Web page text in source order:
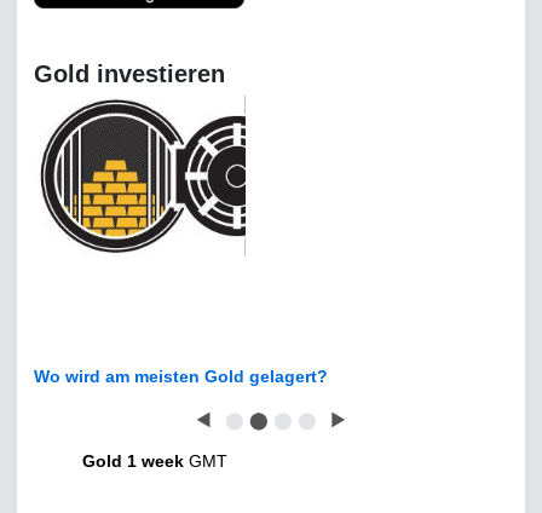
Gold investieren
Wo wird am meisten Gold gelagert?
◀ ⬤ ⬤ ⬤ ⬤ ▶
Gold 1 week GMT